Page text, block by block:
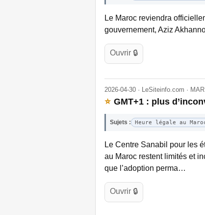
Le Maroc reviendra
gouvernement, Aziz
Ouvrir 🔒
2026-04-30 · LeSiteinfo.com ·
⭐ GMT+1 : plus
Sujets : Heure légale au
Le Centre Sanabil pour les
au Maroc restent limités et
que l’adoption perma…
Ouvrir 🔒